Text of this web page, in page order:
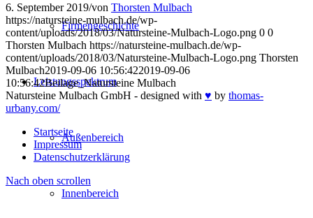
Firmengeschichte
Leistungsspektrum
Außenbereich
Innenbereich
6. September 2019/von Thorsten Mulbach
https://natursteine-mulbach.de/wp-
content/uploads/2018/03/Natursteine-Mulbach-Logo.png 0 0
Thorsten Mulbach https://natursteine-mulbach.de/wp-
content/uploads/2018/03/Natursteine-Mulbach-Logo.png Thorsten
Mulbach2019-09-06 10:56:422019-09-06
10:56:42Beilage_Natursteine Mulbach
Natursteine Mulbach GmbH - designed with ♥ by thomas-
urbany.com/
Startseite
Impressum
Datenschutzerklärung
Nach oben scrollen